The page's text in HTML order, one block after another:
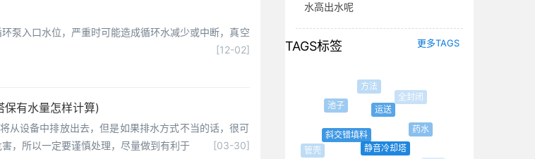
泵入口水位，严重时可能造成循环水减少或中断，真空
[12-02]
有水量怎样计算)
从设备中排放出去，但是如果排水方式不当的话，很可
，所以一定要谨慎处理，尽量做到有利于
[03-30]
水高出水呢
TAGS标签 更多TAGS
管壳
斜交错填料
池子
静音冷却塔
运送
方法
药水
全封闭
效果